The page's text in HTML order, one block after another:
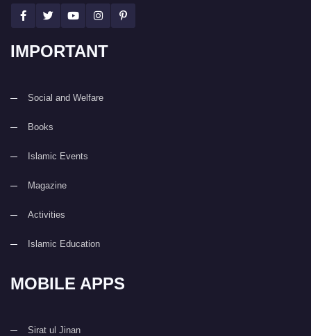
IMPORTANT
Social and Welfare
Books
Islamic Events
Magazine
Activities
Islamic Education
MOBILE APPS
Sirat ul Jinan